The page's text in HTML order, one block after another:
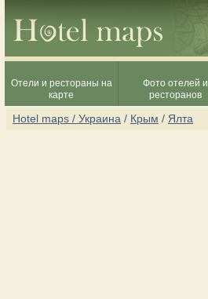
Отели и рестораны на
карте
Фото отелей и
ресторанов
Hotel maps / Украина / Крым / Ялта